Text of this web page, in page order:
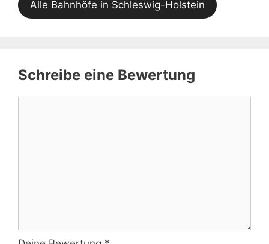
Alle Bahnhöfe in Schleswig-Holstein
Schreibe eine Bewertung